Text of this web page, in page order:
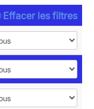
Effacer les filtres